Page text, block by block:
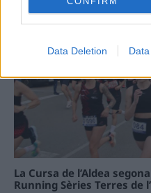
Data Deletion
La Cursa de l’Aldea
Running Sèries Terres de